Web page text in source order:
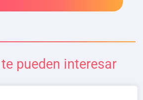
pueden interesar